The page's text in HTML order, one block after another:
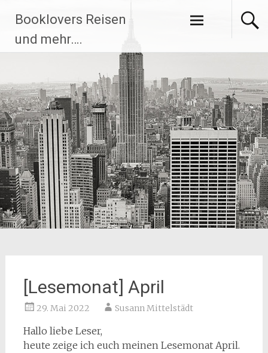
Inhalt
springen
Booklovers Reisen
und mehr….
[Lesemonat] April
29. Mai 2022 Susann Mittelstädt
Hallo liebe Leser,
heute zeige ich euch meinen Lesemonat April.